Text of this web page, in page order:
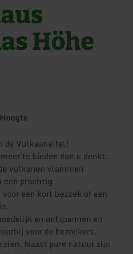
Höhe
de Vulkaaneifel!
te bieden dan u denkt.
vulkanen vlammen
een prachtig
een kort bezoek of een
en ontspannen en
voor de bezoekers,
Naast pure natuur zijn